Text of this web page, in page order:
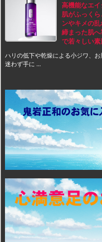
高機能なエ
肌がふっく
ンやキメの
締まった肌
で若々しい素
ハリの低下や乾燥による小ジワ、
迷わず手に ...